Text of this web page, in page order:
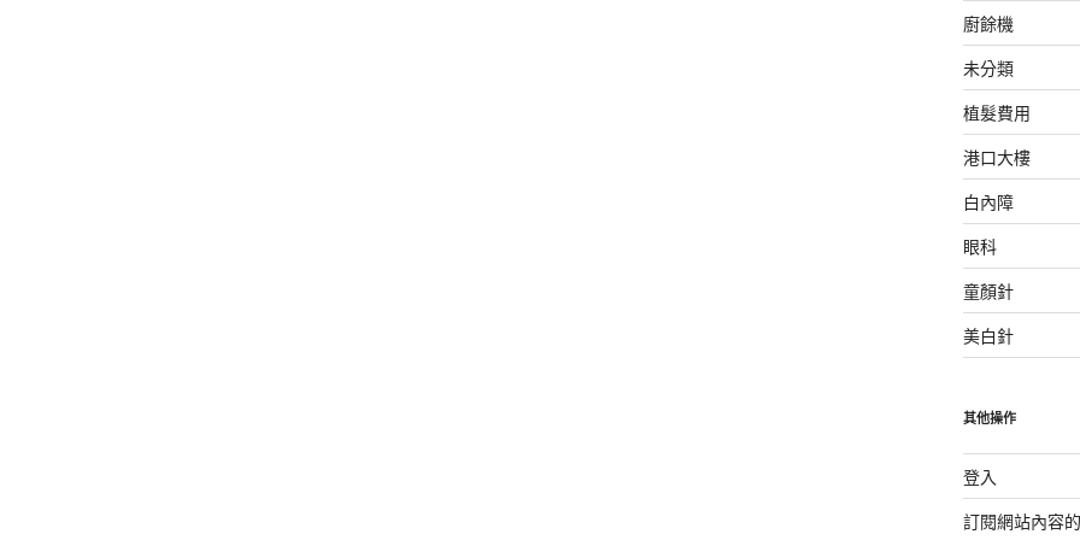
廚餘機
未分類
植髮費用
港口大樓
白內障
眼科
童顏針
美白針
其他操作
登入
訂閱網站內容